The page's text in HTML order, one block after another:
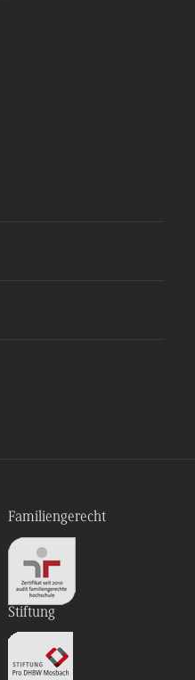
Familiengerecht
Stiftung